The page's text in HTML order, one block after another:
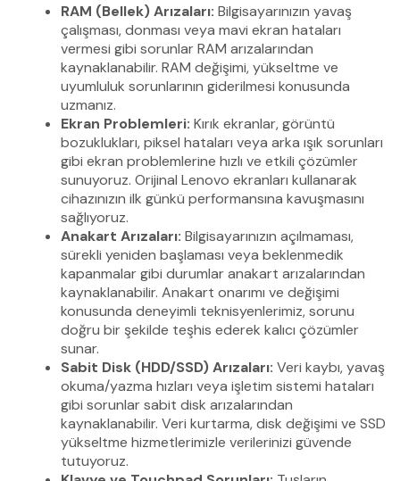
RAM (Bellek) Arızaları: Bilgisayarınızın yavaş
çalışması, donması veya mavi ekran hataları
vermesi gibi sorunlar RAM arızalarından
kaynaklanabilir. RAM değişimi, yükseltme ve
uyumluluk sorunlarının giderilmesi konusunda
uzmanız.
Ekran Problemleri: Kırık ekranlar, görüntü
bozuklukları, piksel hataları veya arka ışık sorunları
gibi ekran problemlerine hızlı ve etkili çözümler
sunuyoruz. Orijinal Lenovo ekranları kullanarak
cihazınızın ilk günkü performansına kavuşmasını
sağlıyoruz.
Anakart Arızaları: Bilgisayarınızın açılmaması,
sürekli yeniden başlaması veya beklenmedik
kapanmalar gibi durumlar anakart arızalarından
kaynaklanabilir. Anakart onarımı ve değişimi
konusunda deneyimli teknisyenlerimiz, sorunu
doğru bir şekilde teşhis ederek kalıcı çözümler
sunar.
Sabit Disk (HDD/SSD) Arızaları: Veri kaybı, yavaş
okuma/yazma hızları veya işletim sistemi hataları
gibi sorunlar sabit disk arızalarından
kaynaklanabilir. Veri kurtarma, disk değişimi ve SSD
yükseltme hizmetlerimizle verilerinizi güvende
tutuyoruz.